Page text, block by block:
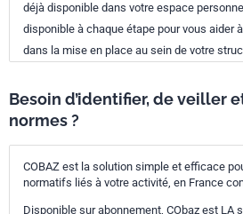
déjà disponible dans votre espace
disponible à chaque étape pour vous aider
dans la mise en place au sein de votre
Besoin d’identifier, de veiller
normes ?
COBAZ est la solution simple et efficace
normatifs liés à votre activité, en France
Disponible sur abonnement, CObaz est LA